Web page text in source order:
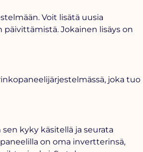
Voit lisätä uusia
Jokainen lisäys on
joka tuo
kyky käsitellä ja seurata
on oma invertterinsä,